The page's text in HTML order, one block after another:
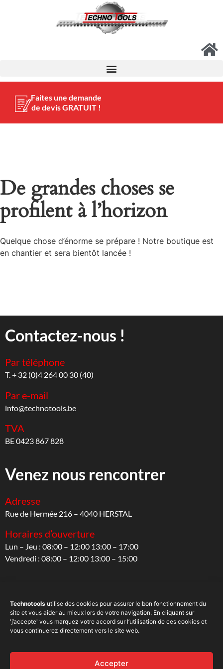
Technotools utilise des cookies pour assurer le bon fonctionnement du
site et vous aider au mieux lors de votre navigation. En cliquant sur
'j’accepte' vous marquez votre accord sur l’utilisation de ces cookies et
vous continuerez directement vers le site web.
Accepter
Faites une demande
de devis GRATUIT !
De grandes choses se
profilent à l’horizon
Quelque chose d’énorme se prépare ! Notre boutique est
en chantier et sera bientôt lancée !
Contactez-nous !
Par téléphone
T. + 32 (0)4 264 00 30 (40)
Par e-mail
info@technotools.be
TVA
BE 0423 867 828
Venez nous rencontrer
Adresse
Rue de Hermée 216 – 4040 HERSTAL
Horaires d’ouverture
Lun – Jeu : 08:00 – 12:00 13:00 – 17:00
Vendredi : 08:00 – 12:00 13:00 – 15:00
Sur les réseaux sociaux